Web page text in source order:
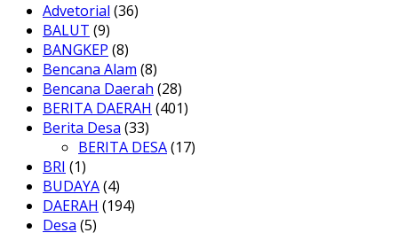
Advetorial (36)
BALUT (9)
BANGKEP (8)
Bencana Alam (8)
Bencana Daerah (28)
BERITA DAERAH (401)
Berita Desa (33)
BERITA DESA(17)
BRI (1)
BUDAYA(4)
DAERAH (194)
Desa (5)